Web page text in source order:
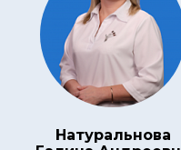
Натуральнова